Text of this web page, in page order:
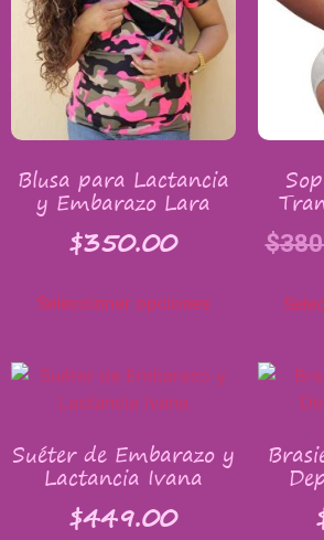
Blusa para Lactancia
y Embarazo Lara
$350.00
Seleccionar opciones
$
Suéter de Embarazo y
Lactancia Ivana
$449.00